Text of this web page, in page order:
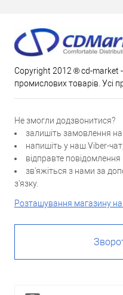
Copyright 2012 ® cd-market
промислових товарів. Усі
Не змогли додзвонитися?
залишіть замовлення на
напишіть у наш Viber-чат;
відправте повідомлення
зв'яжіться з нами за
з'язку.
Розташування магазину на